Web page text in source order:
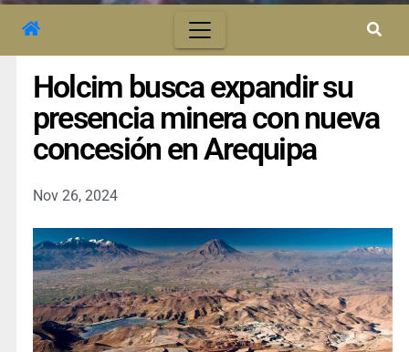
Holcim busca expandir su
presencia minera con nueva
concesión en Arequipa
Nov 26, 2024